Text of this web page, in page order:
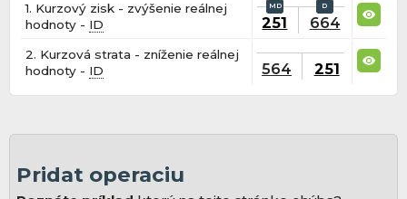
1. Kurzový zisk - zvýšenie reálnej
hodnoty - ID 251 664
2. Kurzová strata - zníženie reálnej
hodnoty - ID 564 251
Pridat operaciu